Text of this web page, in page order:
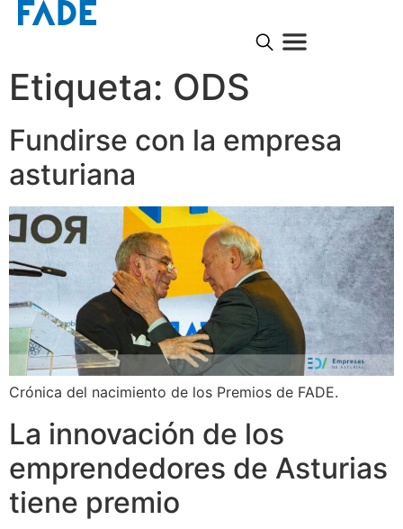
Etiqueta: ODS
Fundirse con la empresa
asturiana
Crónica del nacimiento de los Premios de FADE.
La innovación de los
emprendedores de Asturias
tiene premio